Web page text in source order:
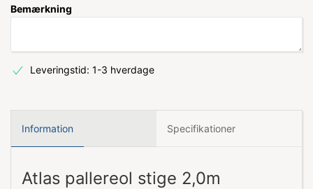
Bemærkning
Leveringstid: 1-3 hverdage
Information Specifikationer
Atlas pallereol stige 2,0m